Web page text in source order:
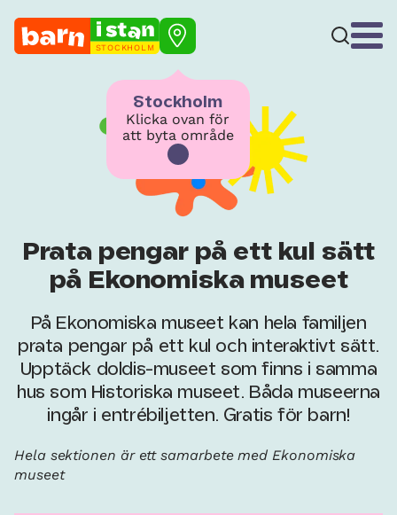
STOCKHOLM
Stockholm
Klicka ovan för
att byta område
Prata pengar på ett kul sätt
på Ekonomiska museet
På Ekonomiska museet kan hela familjen
prata pengar på ett kul och interaktivt sätt.
Upptäck doldis-museet som finns i samma
hus som Historiska museet. Båda museerna
ingår i entrébiljetten. Gratis för barn!
Hela sektionen är ett samarbete med Ekonomiska
museet